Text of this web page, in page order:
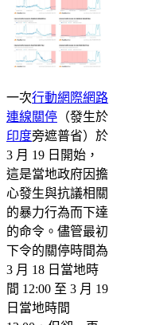
一次行動網際網路
連線關停 （發生於
印度旁遮普省）於
3 月 19 日開始，
這是當地政府因擔
心發生與抗議相關
的暴力行為而下達
的命令。儘管最初
下令的關停時間為
3 月 18 日當地時
間 12:00 至 3 月 19
日當地時間